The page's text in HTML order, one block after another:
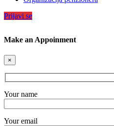
Prijavi se
Make an Appoinment
×
Your name
Your email